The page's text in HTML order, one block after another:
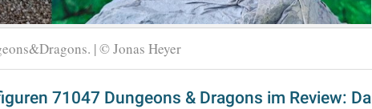
| © Jonas Heyer
71047 Dungeons & Dragons im Review: Da